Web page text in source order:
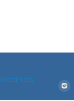
WordPress.